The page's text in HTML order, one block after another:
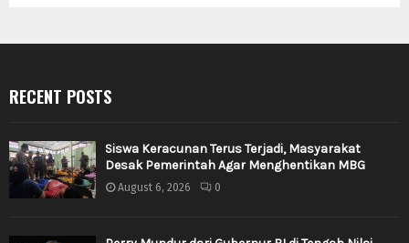
RECENT POSTS
Siswa Keracunan Terus Terjadi, Masyarakat
Desak Pemerintah Agar Menghentikan MBG
August 6, 2026 0